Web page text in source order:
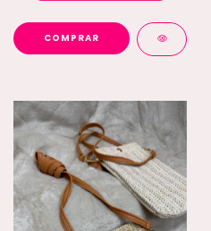
COMPRAR